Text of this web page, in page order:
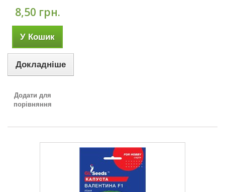
8,50 грн.
У Кошик
Докладніше
Додати для
порівняння